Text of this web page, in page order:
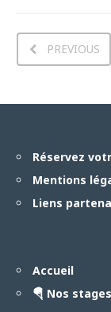
PREVIOUS
Réservez
Mentions
Liens
Accueil
🪂 Nos